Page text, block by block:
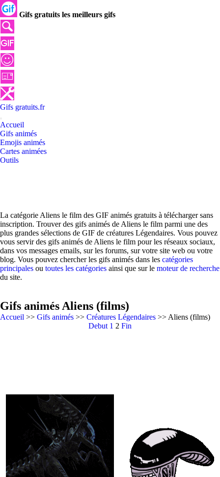
Gifs gratuits les meilleurs gifs
Gifs gratuits.fr
Accueil
Gifs animés
Emojis animés
Cartes animées
Outils
La catégorie Aliens le film des GIF animés gratuits à télécharger sans
inscription. Trouver des gifs animés de Aliens le film parmi une des
plus grandes sélections de GIF de créatures Légendaires. Vous pouvez
vous servir des gifs animés de Aliens le film pour les réseaux sociaux,
dans vos messages emails, sur les forums, sur votre site web ou votre
blog. Vous pouvez chercher les gifs animés dans les catégories
principales ou toutes les catégories ainsi que sur le moteur de recherche
du site.
Gifs animés Aliens (films)
Accueil >> Gifs animés >> Créatures Légendaires >> Aliens (films)
Debut 1 2 Fin